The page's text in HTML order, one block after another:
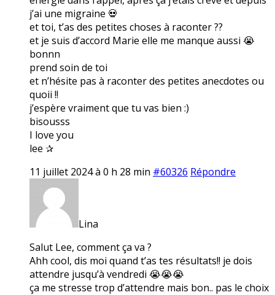
j’ai une migraine 💀
et toi, t’as des petites choses à raconter ??
et je suis d’accord Marie elle me manque aussi 😭
bonnn
prend soin de toi
et n’hésite pas à raconter des petites anecdotes ou
quoii !!
j’espère vraiment que tu vas bien :)
bisousss
I love you
lee ✰
11 juillet 2024 à 0 h 28 min #60326 Répondre
Lina
Salut Lee, comment ça va ?
Ahh cool, dis moi quand t’as tes résultats!! je dois
attendre jusqu’à vendredi 😭😭😭
ça me stresse trop d’attendre mais bon.. pas le choix